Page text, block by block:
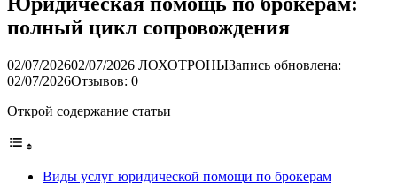
полный цикл сопровождения
02/07/202602/07/2026 ЛОХОТРОНЫЗапись обновлена:
02/07/2026Отзывов: 0
Открой содержание статьи
Виды услуг юридической помощи по брокерам